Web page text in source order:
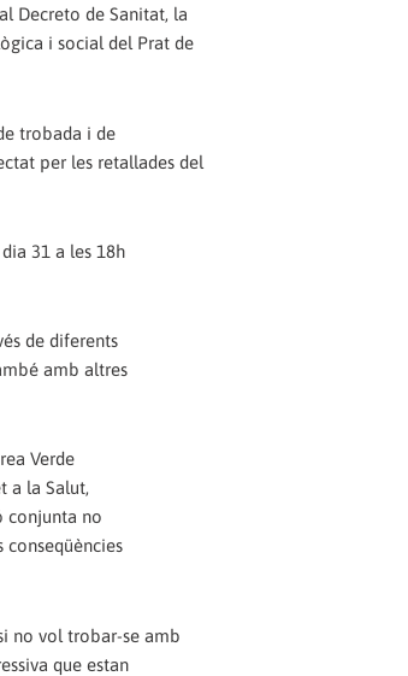
Decreto de Sanitat, la
i social del Prat de
trobada i de
per les retallades del
31 a les 18h
de diferents
amb altres
Verde
a la Salut,
conjunta no
conseqüències
no vol trobar-se amb
que estan